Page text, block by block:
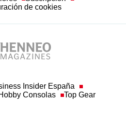
de cookies
Insider España
Consolas Top Gear